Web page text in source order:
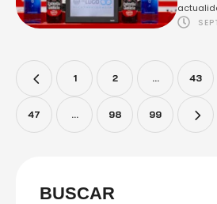
del
1 2 … 43
47 … 98 99
BUSCAR